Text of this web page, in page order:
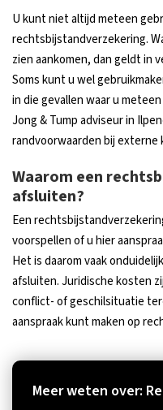
U kunt niet altijd meteen
rechtsbijstandverzekering.
zien aankomen, dan geldt in
Soms kunt u wel
in die gevallen waar u
Jong & Tump adviseur in
randvoorwaarden bij externe
Waarom een
afsluiten?
Een
voorspellen of u hier
Het is daarom vaak
afsluiten. Juridische kosten
conflict- of geschilsituatie
aanspraak kunt maken op
Meer weten over: